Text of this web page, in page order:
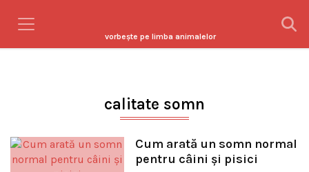
vorbeşte pe limba animalelor
calitate somn
Cum arată un somn normal
pentru câini și pisici